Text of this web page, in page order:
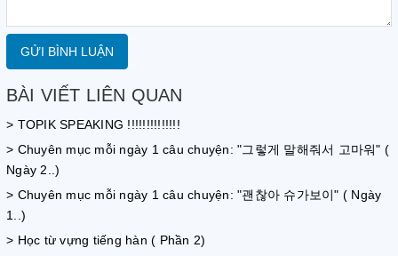
GỬI BÌNH LUẬN
BÀI VIẾT LIÊN QUAN
> TOPIK SPEAKING !!!!!!!!!!!!!!
> Chuyên mục mỗi ngày 1 câu chuyện: "그렇게 말해줘서 고마워" (
Ngày 2..)
> Chuyên mục mỗi ngày 1 câu chuyện: "괜찮아 슈가보이" ( Ngày
1..)
> Học từ vựng tiếng hàn ( Phần 2)